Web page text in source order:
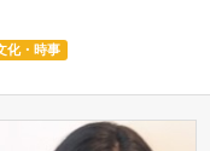
化・時事